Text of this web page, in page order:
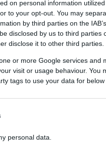
on personal information
to your opt-out. You may
by third parties on the
disclosed by us to third parties
disclose it to other third parties.
or more Google services and
visit or usage behaviour. You
tags to use your data for
personal data.